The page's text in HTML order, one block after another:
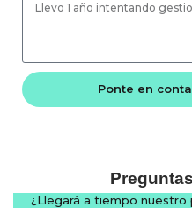
Ponte en
e
¿Llegará a tiempo nuestro